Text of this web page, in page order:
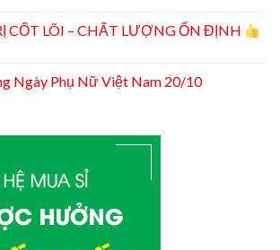
CỐT LÕI – CHẤT LƯỢNG ỔN ĐỊNH
Ngày Phụ Nữ Việt Nam 20/10